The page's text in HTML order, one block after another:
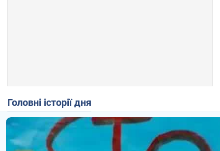
Головні історії дня